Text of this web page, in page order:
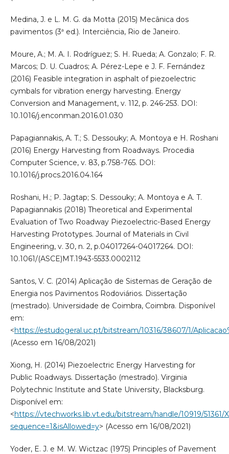
Medina, J. e L. M. G. da Motta (2015) Mecânica dos
pavimentos (3ª ed.). Interciência, Rio de Janeiro.
Moure, A.; M. A. I. Rodríguez; S. H. Rueda; A. Gonzalo; F. R.
Marcos; D. U. Cuadros; A. Pérez-Lepe e J. F. Fernández
(2016) Feasible integration in asphalt of piezoelectric
cymbals for vibration energy harvesting. Energy
Conversion and Management, v. 112, p. 246-253. DOI:
10.1016/j.enconman.2016.01.030
Papagiannakis, A. T.; S. Dessouky; A. Montoya e H. Roshani
(2016) Energy Harvesting from Roadways. Procedia
Computer Science, v. 83, p.758-765. DOI:
10.1016/j.procs.2016.04.164
Roshani, H.; P. Jagtap; S. Dessouky; A. Montoya e A. T.
Papagiannakis (2018) Theoretical and Experimental
Evaluation of Two Roadway Piezoelectric-Based Energy
Harvesting Prototypes. Journal of Materials in Civil
Engineering, v. 30, n. 2, p.04017264-04017264. DOI:
10.1061/(ASCE)MT.1943-5533.0002112
Santos, V. C. (2014) Aplicação de Sistemas de Geração de
Energia nos Pavimentos Rodoviários. Dissertação
(mestrado). Universidade de Coimbra, Coimbra. Disponível
em:
<https://estudogeral.uc.pt/bitstream/10316/38607/1/
(Acesso em 16/08/2021)
Xiong, H. (2014) Piezoelectric Energy Harvesting for
Public Roadways. Dissertação (mestrado). Virginia
Polytechnic Institute and State University, Blacksburg.
Disponível em:
<https://vtechworks.lib.vt.edu/bitstream/handle/10919/51361/
sequence=1&isAllowed=y> (Acesso em 16/08/2021)
Yoder, E. J. e M. W. Wictzac (1975) Principles of Pavement